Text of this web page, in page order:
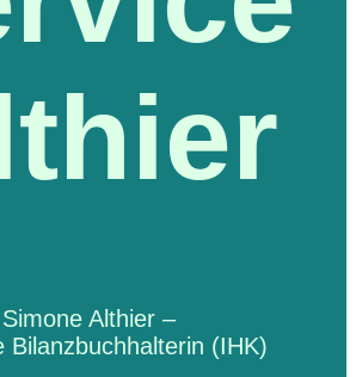
Simone Althier –
Bilanzbuchhalterin (IHK)